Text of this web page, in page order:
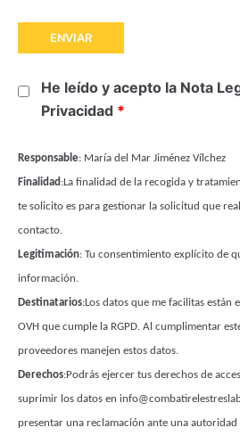
He leído y acepto la Nota
Privacidad *
Responsable: María del Mar Jiménez Vílchez
Finalidad :La finalidad de la recogida y
te solicito es para gestionar la solicitud que
contacto.
Legitimación: Tu consentimiento explícito de
información.
Destinatarios:Los datos que me facilitas están
OVH que cumple la RGPD. Al cumplimentar
proveedores manejen estos datos.
Derechos:Podrás ejercer tus derechos de
suprimir los datos en
presentar una reclamación ante una